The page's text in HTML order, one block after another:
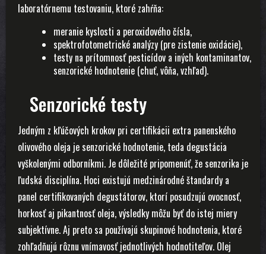
laboratórnemu testovaniu, ktoré zahŕňa:
meranie kyslosti a peroxidového čísla,
spektrofotometrické analýzy (pre zistenie oxidácie),
testy na prítomnosť pesticídov a iných kontaminantov,
senzorické hodnotenie (chuť, vôňa, vzhľad).
Senzorické testy
Jedným z kľúčových krokov pri certifikácii extra panenského
olivového oleja je senzorické hodnotenie, teda degustácia
vyškolenými odborníkmi. Je dôležité pripomenúť, že senzorika je
ľudská disciplína. Hoci existujú medzinárodné štandardy a
panel certifikovaných degustátorov, ktorí posudzujú ovocnosť,
horkosť aj pikantnosť oleja, výsledky môžu byť do istej miery
subjektívne. Aj preto sa používajú skupinové hodnotenia, ktoré
zohľadňujú rôznu vnímavosť jednotlivých hodnotiteľov. Olej